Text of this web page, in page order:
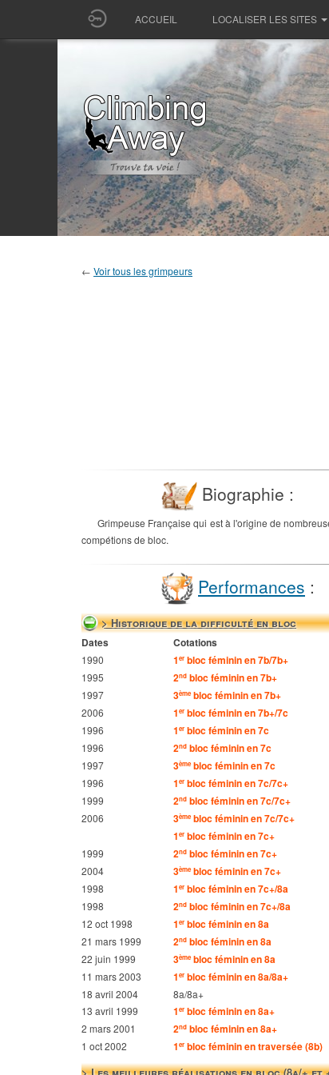
ACCUEIL LOCALISER LES SITES
← Voir tous les grimpeurs
Biographie :
Grimpeuse Française qui est à l'origine de
compétions de bloc.
Performances :
> Historique de la difficulté en bloc
Dates Cotations
1990 1er bloc féminin en 7b/7b+
1995
2nd bloc féminin en 7b+
1997
3èmebloc féminin en 7b+
2006
1er bloc féminin en 7b+/7c
1996
1er bloc féminin en 7c
1996
2nd bloc féminin en 7c
1997
3èmebloc féminin en 7c
1996
1er bloc féminin en 7c/7c+
1999
2nd bloc féminin en 7c/7c+
2006
3èmebloc féminin en 7c/7c+
1er bloc féminin en 7c+
1999
2nd bloc féminin en 7c+
2004
3èmebloc féminin en 7c+
1998
1er bloc féminin en 7c+/8a
1998
2nd bloc féminin en 7c+/8a
12 oct 1998
1er bloc féminin en 8a
21 mars 1999
2nd bloc féminin en 8a
22 juin 1999
3èmebloc féminin en 8a
11 mars 2003
1er bloc féminin en 8a/8a+
18 avril 2004
8a/8a+
13 avril 1999
1er bloc féminin en 8a+
2 mars 2001
2nd bloc féminin en 8a+
1 oct 2002
1er bloc féminin en traversée (8b)